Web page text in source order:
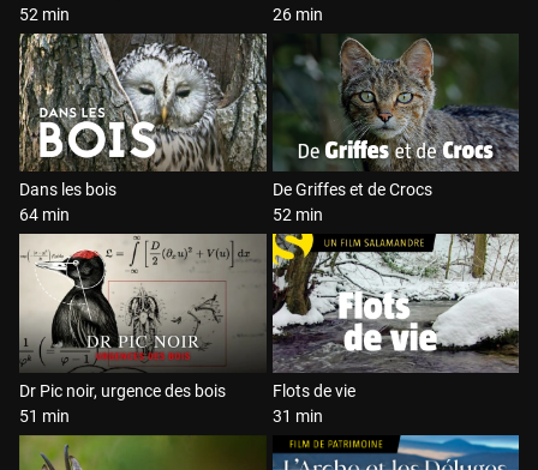
52 min
26 min
Dans les bois
64 min
De Griffes et de Crocs
52 min
Dr Pic noir, urgence des bois
51 min
Flots de vie
31 min